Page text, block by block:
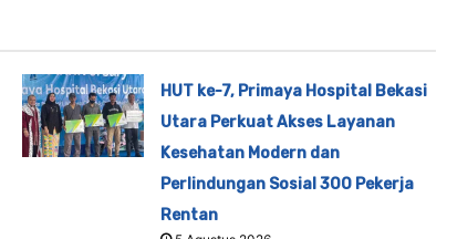
HUT ke-7, Primaya Hospital Bekasi
Utara Perkuat Akses Layanan
Kesehatan Modern dan
Perlindungan Sosial 300 Pekerja
Rentan